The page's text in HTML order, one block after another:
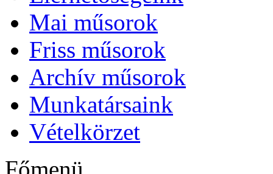
Mai műsorok
Friss műsorok
Archív műsorok
Munkatársaink
Vételkörzet